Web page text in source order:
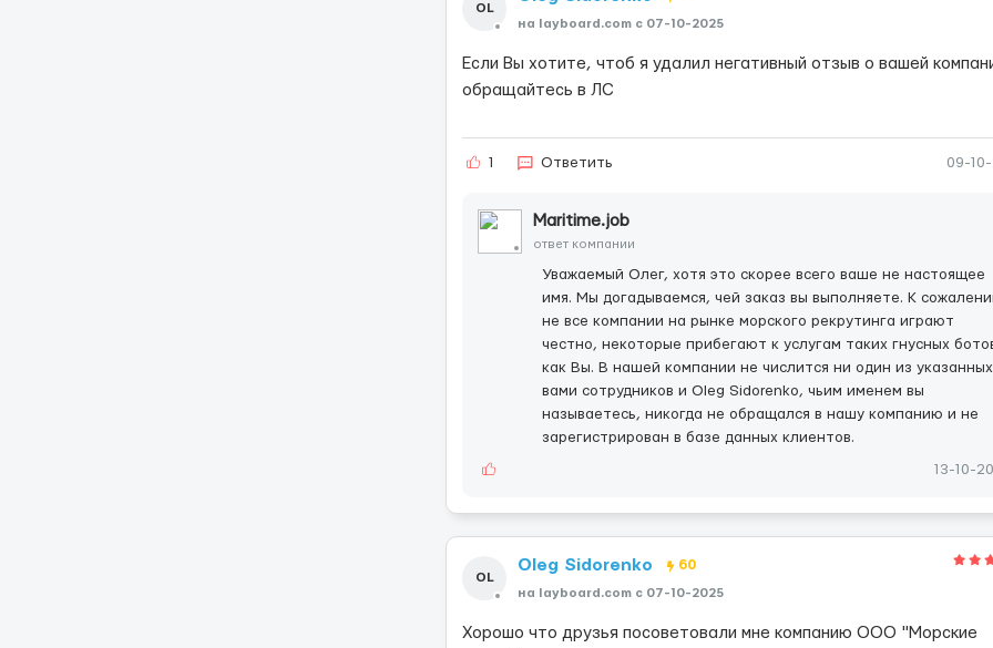
OL
на layboard.com c 07-10-2025
Если Вы хотите, чтоб я удалил негативный отзыв о вашей
обращайтесь в ЛС
1 Ответить 09-
Maritime.job
ответ компании
Уважаемый Олег, хотя это скорее всего ваше не настоящее
имя. Мы догадываемся, чей заказ вы выполняете. К
не все компании на рынке морского рекрутинга играют
честно, некоторые прибегают к услугам таких гнусных
как Вы. В нашей компании не числится ни один из указанных
вами сотрудников и Oleg Sidorenko, чьим именем вы
называетесь, никогда не обращался в нашу компанию и не
зарегистрирован в базе данных клиентов.
13-10-
OL
Oleg Sidorenko 60
на layboard.com c 07-10-2025
Хорошо что друзья посоветовали мне компанию ООО "Морские